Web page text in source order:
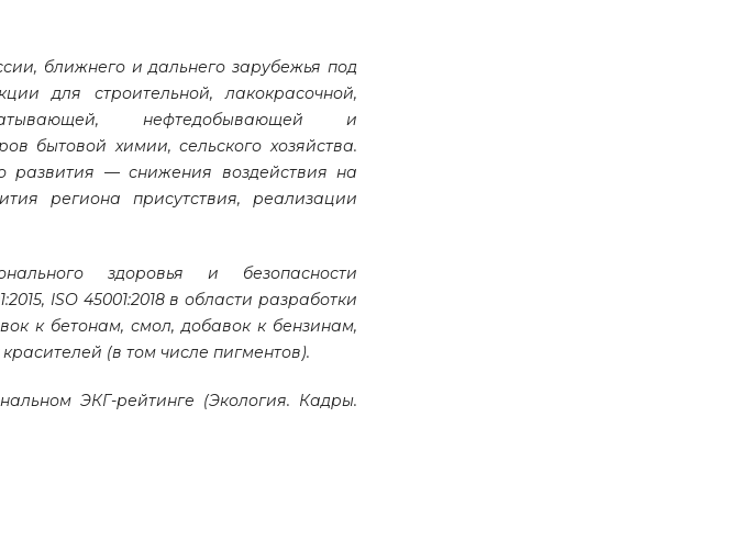
ближнего и дальнего зарубежья под
для строительной, лакокрасочной,
нефтедобывающей и
бытовой химии, сельского хозяйства.
развития — снижения воздействия на
региона присутствия, реализации
здоровья и безопасности
ISO 45001:2018 в области разработки
к бетонам, смол, добавок к бензинам,
(в том числе пигментов).
ЭКГ-рейтинге (Экология. Кадры.